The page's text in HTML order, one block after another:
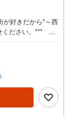
が好きだから*～西
ください。*** 住
場経験をもと
っています。
けれど購入でき
など、購入・売
丁寧に対応。資金
てサポートいた